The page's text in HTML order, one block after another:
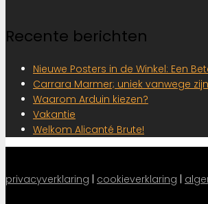
Recente berichten
Nieuwe Posters in de Winkel: Een
Carrara Marmer; uniek vanwege
Waarom Arduin kiezen?
Vakantie
Welkom Alicanté Brute!
privacyverklaring  | cookieverklaring |